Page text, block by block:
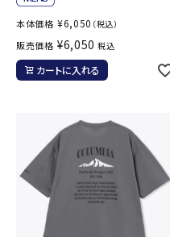
本体価格 ¥6,050 （税込）
販売価格 ¥6,050 税込
カートに入れる